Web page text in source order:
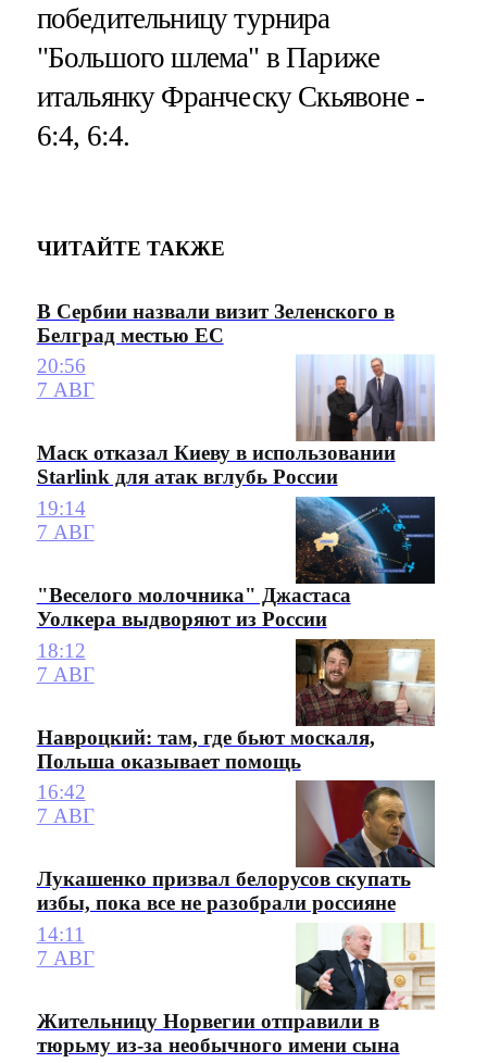
победительницу турнира
"Большого шлема" в Париже
итальянку Франческу Скьявоне -
6:4, 6:4.
ЧИТАЙТЕ ТАКЖЕ
В Сербии назвали визит Зеленского в
Белград местью ЕС
20:56
7 АВГ
Маск отказал Киеву в использовании
Starlink для атак вглубь России
19:14
7 АВГ
"Веселого молочника" Джастаса
Уолкера выдворяют из России
18:12
7 АВГ
Навроцкий: там, где бьют москаля,
Польша оказывает помощь
16:42
7 АВГ
Лукашенко призвал белорусов скупать
избы, пока все не разобрали россияне
14:11
7 АВГ
Жительницу Норвегии отправили в
тюрьму из-за необычного имени сына